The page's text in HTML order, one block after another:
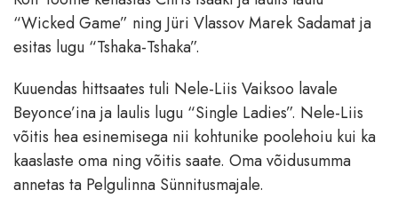
“Wicked Game” ning Jüri Vlassov Marek Sadamat ja
esitas lugu “Tshaka-Tshaka”.
Kuuendas hittsaates tuli Nele-Liis Vaiksoo lavale
Beyonce’ina ja laulis lugu “Single Ladies”. Nele-Liis
võitis hea esinemisega nii kohtunike poolehoiu kui ka
kaaslaste oma ning võitis saate. Oma võidusumma
annetas ta Pelgulinna Sünnitusmajale.